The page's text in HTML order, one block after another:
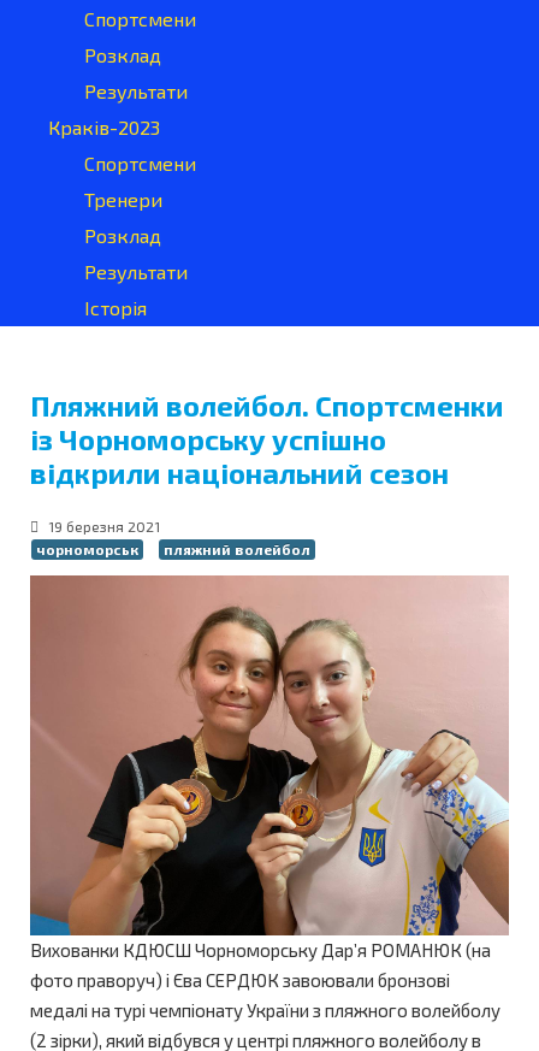
Спортсмени
Розклад
Результати
Краків-2023
Спортсмени
Тренери
Розклад
Результати
Історія
Пляжний волейбол. Спортсменки
із Чорноморську успішно
відкрили національний сезон
19 березня 2021
чорноморськ
пляжний волейбол
Вихованки КДЮСШ Чорноморську Дар’я РОМАНЮК (на
фото праворуч) і Єва СЕРДЮК завоювали бронзові
медалі на турі чемпіонату України з пляжного волейболу
(2 зірки), який відбувся у центрі пляжного волейболу в